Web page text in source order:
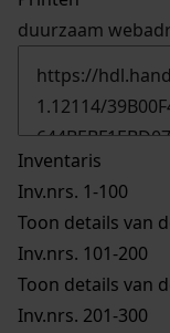
duurzaam
Inventaris
Inv.nrs. 1-100
Toon details van
Inv.nrs. 101-200
Toon details van
Inv.nrs. 201-300